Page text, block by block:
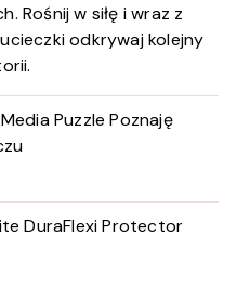
Rośnij w siłę i wraz z
odkrywaj kolejny
Puzzle Poznaję
DuraFlexi Protector